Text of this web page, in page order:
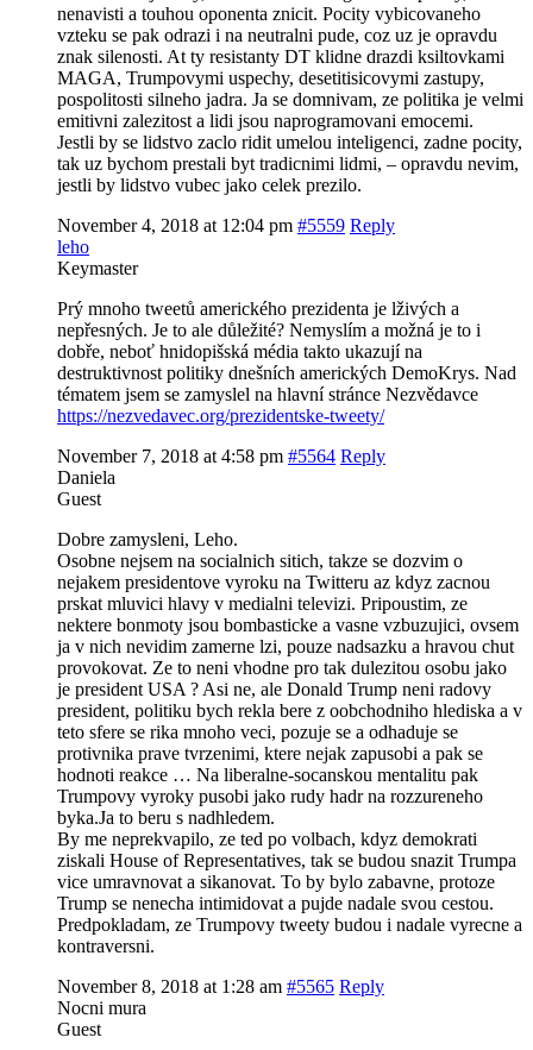
nenavisti a touhou oponenta znicit. Pocity vybicovaneho
vzteku se pak odrazi i na neutralni pude, coz uz je opravdu
znak silenosti. At ty resistanty DT klidne drazdi ksiltovkami
MAGA, Trumpovymi uspechy, desetitisicovymi zastupy,
pospolitosti silneho jadra. Ja se domnivam, ze politika je velmi
emitivni zalezitost a lidi jsou naprogramovani emocemi.
Jestli by se lidstvo zaclo ridit umelou inteligenci, zadne pocity,
tak uz bychom prestali byt tradicnimi lidmi, – opravdu nevim,
jestli by lidstvo vubec jako celek prezilo.
November 4, 2018 at 12:04 pm #5559 Reply
leho
Keymaster
Prý mnoho tweetů amerického prezidenta je lživých a
nepřesných. Je to ale důležité? Nemyslím a možná je to i
dobře, neboť hnidopišská média takto ukazují na
destruktivnost politiky dnešních amerických DemoKrys. Nad
tématem jsem se zamyslel na hlavní stránce Nezvědavce
https://nezvedavec.org/prezidentske-tweety/
November 7, 2018 at 4:58 pm #5564 Reply
Daniela
Guest
Dobre zamysleni, Leho.
Osobne nejsem na socialnich sitich, takze se dozvim o
nejakem presidentove vyroku na Twitteru az kdyz zacnou
prskat mluvici hlavy v medialni televizi. Pripoustim, ze
nektere bonmoty jsou bombasticke a vasne vzbuzujici, ovsem
ja v nich nevidim zamerne lzi, pouze nadsazku a hravou chut
provokovat. Ze to neni vhodne pro tak dulezitou osobu jako
je president USA ? Asi ne, ale Donald Trump neni radovy
president, politiku bych rekla bere z oobchodniho hlediska a v
teto sfere se rika mnoho veci, pozuje se a odhaduje se
protivnika prave tvrzenimi, ktere nejak zapusobi a pak se
hodnoti reakce … Na liberalne-socanskou mentalitu pak
Trumpovy vyroky pusobi jako rudy hadr na rozzureneho
byka.Ja to beru s nadhledem.
By me neprekvapilo, ze ted po volbach, kdyz demokrati
ziskali House of Representatives, tak se budou snazit Trumpa
vice umravnovat a sikanovat. To by bylo zabavne, protoze
Trump se nenecha intimidovat a pujde nadale svou cestou.
Predpokladam, ze Trumpovy tweety budou i nadale vyrecne a
kontraversni.
November 8, 2018 at 1:28 am #5565 Reply
Nocni mura
Guest